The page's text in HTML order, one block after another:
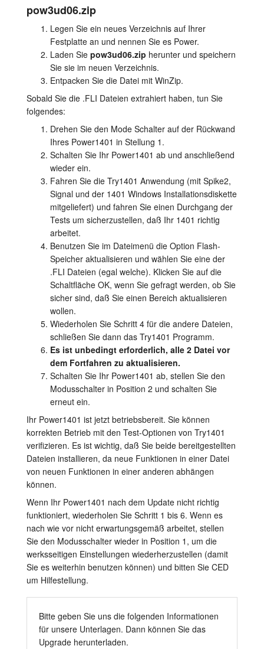
Händlerpow3ud06.zip
Legen Sie ein neues Verzeichnis auf Ihrer
Festplatte an und nennen Sie es Power.
Laden Sie pow3ud06.zip herunter und speichern
Sie sie im neuen Verzeichnis.
Entpacken Sie die Datei mit WinZip.
Sobald Sie die .FLI Dateien extrahiert haben, tun Sie
folgendes:
Drehen Sie den Mode Schalter auf der Rückwand
Ihres Power1401 in Stellung 1.
Schalten Sie Ihr Power1401 ab und anschließend
wieder ein.
Fahren Sie die Try1401 Anwendung (mit Spike2,
Signal und der 1401 Windows Installationsdiskette
mitgeliefert) und fahren Sie einen Durchgang der
Tests um sicherzustellen, daß Ihr 1401 richtig
arbeitet.
Benutzen Sie im Dateimenü die Option Flash-
Speicher aktualisieren und wählen Sie eine der
.FLI Dateien (egal welche). Klicken Sie auf die
Schaltfläche OK, wenn Sie gefragt werden, ob Sie
sicher sind, daß Sie einen Bereich aktualisieren
wollen.
Wiederholen Sie Schritt 4 für die andere Dateien,
schließen Sie dann das Try1401 Programm.
Es ist unbedingt erforderlich, alle 2 Datei vor
dem Fortfahren zu aktualisieren.
Schalten Sie Ihr Power1401 ab, stellen Sie den
Modusschalter in Position 2 und schalten Sie
erneut ein.
Ihr Power1401 ist jetzt betriebsbereit. Sie können
korrekten Betrieb mit den Test-Optionen von Try1401
verifizieren. Es ist wichtig, daß Sie beide bereitgestellten
Dateien installieren, da neue Funktionen in einer Datei
von neuen Funktionen in einer anderen abhängen
können.
Wenn Ihr Power1401 nach dem Update nicht richtig
funktioniert, wiederholen Sie Schritt 1 bis 6. Wenn es
nach wie vor nicht erwartungsgemäß arbeitet, stellen
Sie den Modusschalter wieder in Position 1, um die
werksseitigen Einstellungen wiederherzustellen (damit
Sie es weiterhin benutzen können) und bitten Sie CED
um Hilfestellung.
Bitte geben Sie uns die folgenden Informationen
für unsere Unterlagen. Dann können Sie das
Upgrade herunterladen.